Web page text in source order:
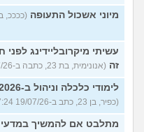
מיוני אשכול התעופה (ככככ, בן 18, כתב ב-20/07/26
עשיתי מיקרובליידינג
זה (אנונימית, בת 23, כתבה ב-19/07/26 17:35)
לימודי כלכלה וניהול ב-2026 האם יהיה לי עתיד בזה?
(כפיר, בן 23, כתב ב-19/07/26 17:24)
מתלבט אם להמשיך